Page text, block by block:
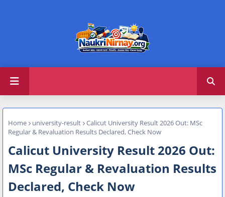
Home university-result
Calicut University Result 2026 Out: MSc
Regular & Revaluation Results Declared, Check Now
Calicut University Result 2026 Out:
MSc Regular & Revaluation Results
Declared, Check Now